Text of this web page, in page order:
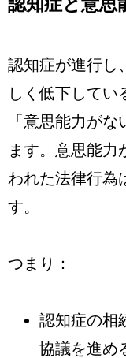
認知症が進行し
しく低下してい
「意思能力が
ます。意思能力
われた法律行為
す。
つまり：
認知症の相
協議を進め